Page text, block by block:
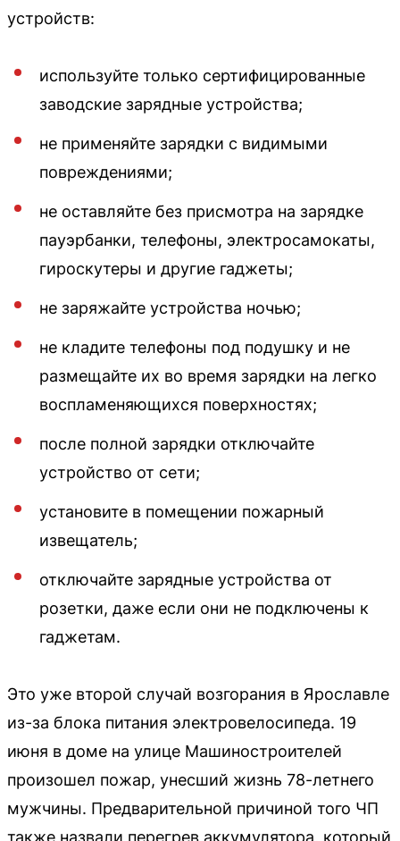
устройств:
используйте только сертифицированные
заводские зарядные устройства;
не применяйте зарядки с видимыми
повреждениями;
не оставляйте без присмотра на зарядке
пауэрбанки, телефоны, электросамокаты,
гироскутеры и другие гаджеты;
не заряжайте устройства ночью;
не кладите телефоны под подушку и не
размещайте их во время зарядки на легко
воспламеняющихся поверхностях;
после полной зарядки отключайте
устройство от сети;
установите в помещении пожарный
извещатель;
отключайте зарядные устройства от
розетки, даже если они не подключены к
гаджетам.
Это уже второй случай возгорания в Ярославле
из-за блока питания электровелосипеда. 19
июня в доме на улице Машиностроителей
произошел пожар, унесший жизнь 78-летнего
мужчины. Предварительной причиной того ЧП
также назвали перегрев аккумулятора, который